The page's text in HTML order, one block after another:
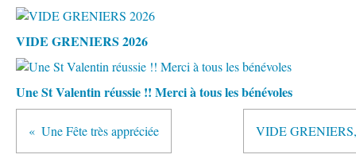
VIDE GRENIERS 2026
Une St Valentin réussie !! Merci à tous les bénévoles
Une Fête très appréciée VIDE